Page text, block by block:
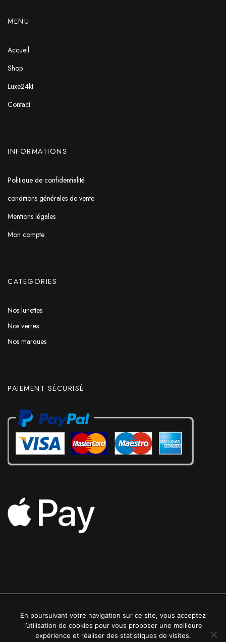
MENU
Accueil
Shop
Luxe24kt
Contact
INFORMATIONS
Politique de confidentialité
conditions générales de vente
Mentions légales
Mon compte
CATEGORIES
Nos lunettes
Nos verres
Nos marques
PAIEMENT SÉCURISÉ
2022 © Luxe24kt | Tous droits réservés
En poursuivant votre navigation sur ce site, vous acceptez
l’utilisation de cookies pour vous proposer une meilleure
expérience et réaliser des statistiques de visites.